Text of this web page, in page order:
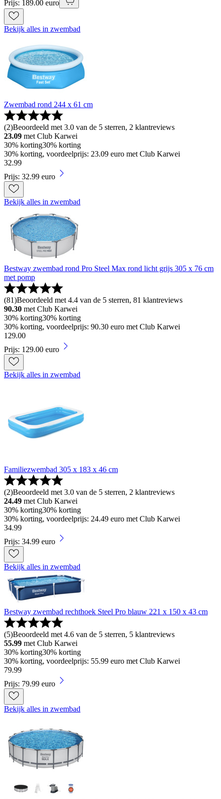
Prijs: 189.00 euro
Bekijk alles in zwembad
Zwembad rond 244 x 61 cm
(2)Beoordeeld met 3.0 van de 5 sterren, 2 klantreviews
23.09 met Club Karwei
30% korting30% korting
30% korting, voordeelprijs: 23.09 euro met Club Karwei
32.99
Prijs: 32.99 euro
Bekijk alles in zwembad
Bestway zwembad rond Pro Steel Max rond licht grijs 305 x 76 cm
met pomp
(81)Beoordeeld met 4.4 van de 5 sterren, 81 klantreviews
90.30 met Club Karwei
30% korting30% korting
30% korting, voordeelprijs: 90.30 euro met Club Karwei
129.00
Prijs: 129.00 euro
Bekijk alles in zwembad
Familiezwembad 305 x 183 x 46 cm
(2)Beoordeeld met 3.0 van de 5 sterren, 2 klantreviews
24.49 met Club Karwei
30% korting30% korting
30% korting, voordeelprijs: 24.49 euro met Club Karwei
34.99
Prijs: 34.99 euro
Bekijk alles in zwembad
Bestway zwembad rechthoek Steel Pro blauw 221 x 150 x 43 cm
(5)Beoordeeld met 4.6 van de 5 sterren, 5 klantreviews
55.99 met Club Karwei
30% korting30% korting
30% korting, voordeelprijs: 55.99 euro met Club Karwei
79.99
Prijs: 79.99 euro
Bekijk alles in zwembad